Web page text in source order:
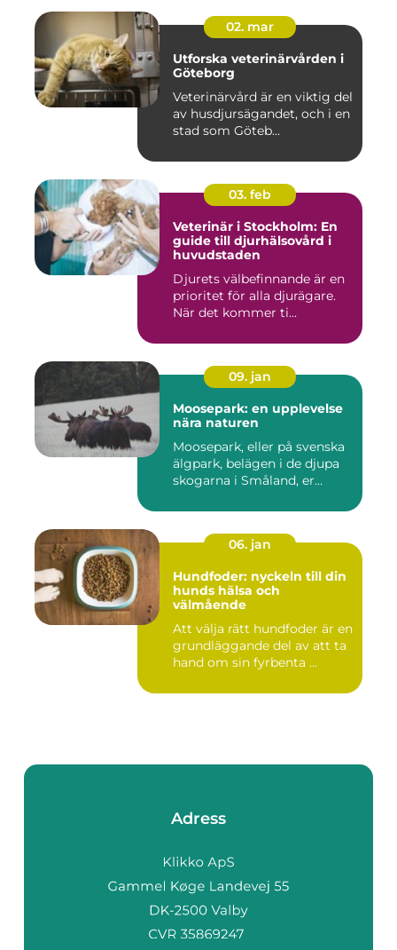
02. mar
Utforska veterinärvården i
Göteborg
Veterinärvård är en viktig del
av husdjursägandet, och i en
stad som Göteb...
03. feb
Veterinär i Stockholm: En
guide till djurhälsovård i
huvudstaden
Djurets välbefinnande är en
prioritet för alla djurägare.
När det kommer ti...
09. jan
Moosepark: en upplevelse
nära naturen
Moosepark, eller på svenska
älgpark, belägen i de djupa
skogarna i Småland, er...
06. jan
Hundfoder: nyckeln till din
hunds hälsa och
välmående
Att välja rätt hundfoder är en
grundläggande del av att ta
hand om sin fyrbenta ...
Adress